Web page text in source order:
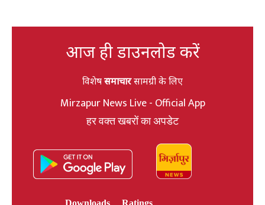
आज ही डाउनलोड करें
विशेषसमाचारसामग्री के लिए
Mirzapur News Live - Official App
हर वक्त खबरों का अपडेट
Downloads
Ratings